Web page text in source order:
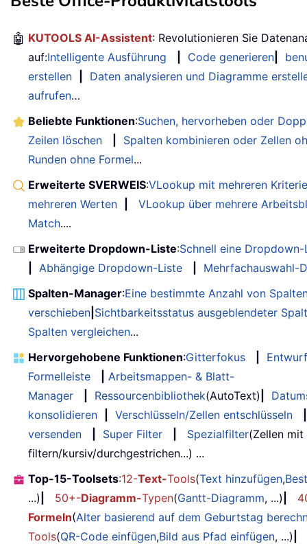
🤖 KUTOOLS AI-Assistent: Revolutionieren Sie
auf:Intelligente Ausführung Code generieren
erstellen
Daten analysieren und Diagramme
aufrufen…
Beliebte Funktionen:Suchen, hervorheben oder
Zeilen löschen
Spalten kombinieren oder Zellen
Runden ohne Formel...
Erweiterte SVERWEIS:VLookup mit mehreren
mehreren Werten
VLookup über mehrere
Match....
Erweiterte Dropdown-Liste:Schnell eine
Abhängige Dropdown-Liste
Mehrfachauswahl-
Spalten-Manager:Eine bestimmte Anzahl von
verschieben Sichtbarkeitsstatus ausgeblendeter
Spalten vergleichen...
Hervorgehobene Funktionen:Gitterfokus
Entwurf
Formelleiste
Arbeitsmappen- & Blatt-
Manager
Ressourcenbibliothek(AutoText)
konsolidieren
Verschlüsseln/Zellen entschlüsseln
versenden
Super Filter Spezialfilter(Zellen
filtern/kursiv/durchgestrichen...) ...
Top-15-Toolsets:12-Text-Tools(Text hinzufügen,
...)
50+-Diagramm-Typen(Gantt-Diagramm, ...)
Formeln(Alter basierend auf dem Geburtstag
Tools(QR-Code einfügen,Bild aus Pfad einfügen, ...)